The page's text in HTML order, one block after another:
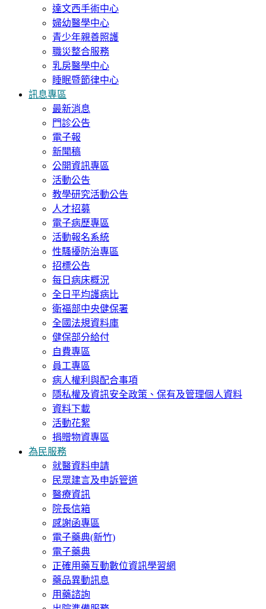
達文西手術中心
婦幼醫學中心
青少年親善照護
職災整合服務
乳房醫學中心
睡眠暨節律中心
訊息專區
最新消息
門診公告
電子報
新聞稿
公開資訊專區
活動公告
教學研究活動公告
人才招募
電子病歷專區
活動報名系統
性騷擾防治專區
招標公告
每日病床概況
全日平均護病比
衛福部中央健保署
全國法規資料庫
健保部分給付
自費專區
員工專區
病人權利與配合事項
隱私權及資訊安全政策、保有及管理個人資料
資料下載
活動花絮
捐贈物資專區
為民服務
就醫資料申請
民眾建言及申訴管道
醫療資訊
院長信箱
感謝函專區
電子藥典(新竹)
電子藥典
正確用藥互動數位資訊學習網
藥品異動訊息
用藥諮詢